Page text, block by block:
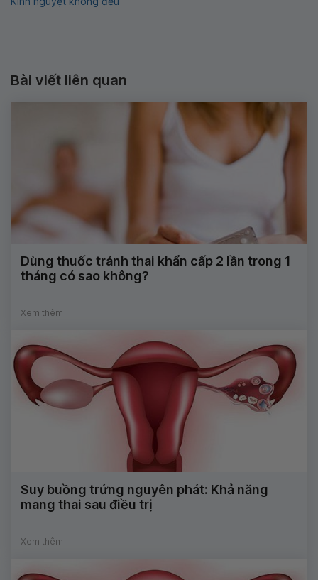
Bài viết liên quan
Dùng thuốc tránh thai khẩn cấp 2 lần trong 1
tháng có sao không?
Xem thêm
Suy buồng trứng nguyên phát: Khả năng
mang thai sau điều trị
Xem thêm